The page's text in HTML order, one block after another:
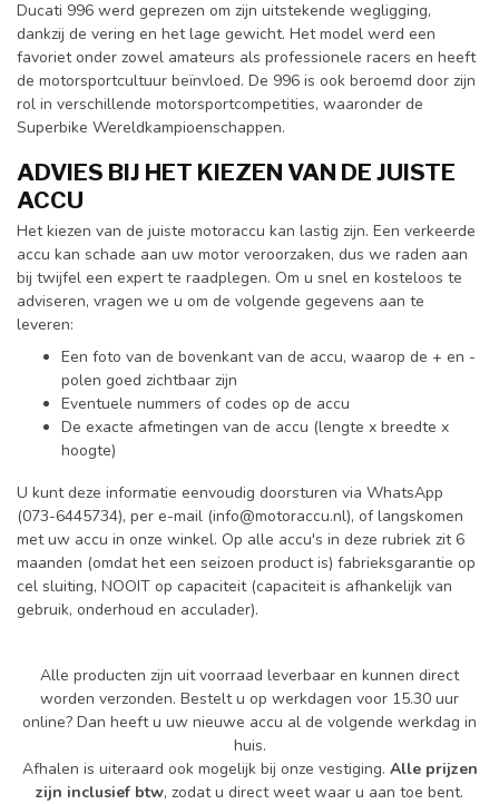
Ducati 996 werd geprezen om zijn uitstekende wegligging,
dankzij de vering en het lage gewicht. Het model werd een
favoriet onder zowel amateurs als professionele racers en heeft
de motorsportcultuur beïnvloed. De 996 is ook beroemd door zijn
rol in verschillende motorsportcompetities, waaronder de
Superbike Wereldkampioenschappen.
ADVIES BIJ HET KIEZEN VAN DE JUISTE
ACCU
Het kiezen van de juiste motoraccu kan lastig zijn. Een verkeerde
accu kan schade aan uw motor veroorzaken, dus we raden aan
bij twijfel een expert te raadplegen. Om u snel en kosteloos te
adviseren, vragen we u om de volgende gegevens aan te
leveren:
Een foto van de bovenkant van de accu, waarop de + en -
polen goed zichtbaar zijn
Eventuele nummers of codes op de accu
De exacte afmetingen van de accu (lengte x breedte x
hoogte)
U kunt deze informatie eenvoudig doorsturen via WhatsApp
(073-6445734), per e-mail (info@motoraccu.nl), of langskomen
met uw accu in onze winkel. Op alle accu's in deze rubriek zit 6
maanden (omdat het een seizoen product is) fabrieksgarantie op
cel sluiting, NOOIT op capaciteit (capaciteit is afhankelijk van
gebruik, onderhoud en acculader).
Alle producten zijn uit voorraad leverbaar en kunnen direct
worden verzonden. Bestelt u op werkdagen voor 15.30 uur
online? Dan heeft u uw nieuwe accu al de volgende werkdag in
huis.
Afhalen is uiteraard ook mogelijk bij onze vestiging. Alle prijzen
zijn inclusief btw, zodat u direct weet waar u aan toe bent.